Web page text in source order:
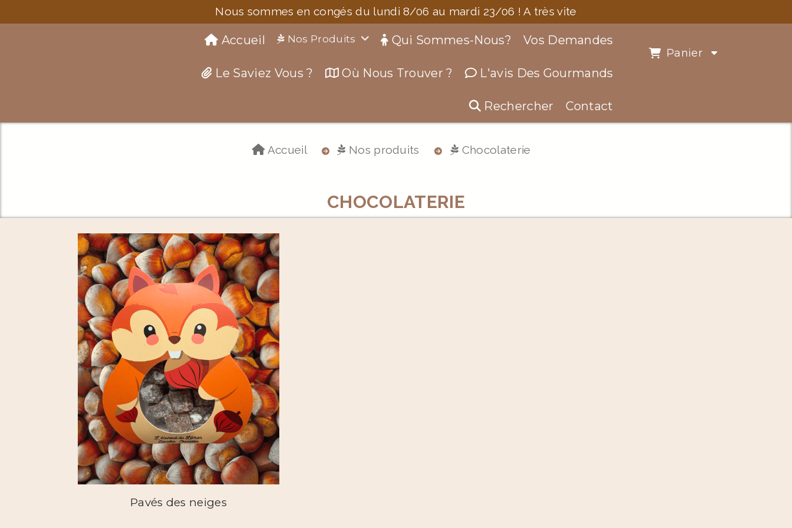
Nous sommes en congés du lundi 8/06 au mardi 23/06 ! A très vite
Accueil Nos Produits Qui Sommes-Nous? Vos Demandes
Le Saviez Vous ? Où Nous Trouver ? L'avis Des Gourmands
Rechercher Contact
Panier
Accueil Nos produits Chocolaterie
CHOCOLATERIE
Pavés des neiges